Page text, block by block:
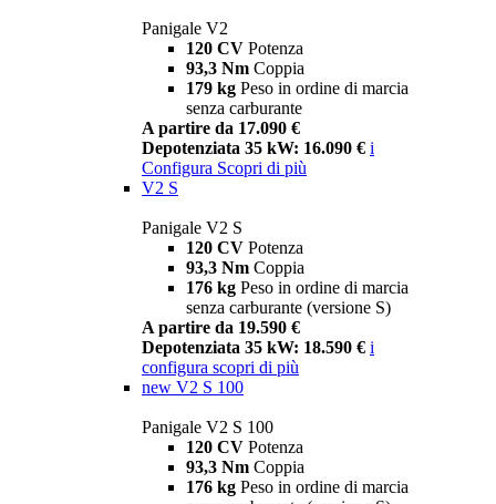
Panigale V2
120 CV Potenza
93,3 Nm Coppia
179 kg Peso in ordine di marcia
senza carburante
A partire da 17.090 €
Depotenziata 35 kW: 16.090 € i
Configura Scopri di più
V2 S
Panigale V2 S
120 CV Potenza
93,3 Nm Coppia
176 kg Peso in ordine di marcia
senza carburante (versione S)
A partire da 19.590 €
Depotenziata 35 kW: 18.590 € i
configura scopri di più
new V2 S 100
Panigale V2 S 100
120 CV Potenza
93,3 Nm Coppia
176 kg Peso in ordine di marcia